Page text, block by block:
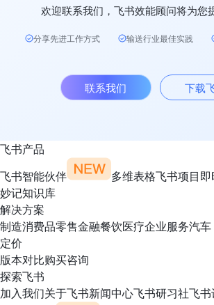
欢迎联系我们，飞书效能顾问将为您
分享先进工作方式 输送行业最佳实践
联系我们 下载
飞书产品
飞书智能伙伴
多维表格飞书项目
妙记知识库
解决方案
制造消费品零售金融餐饮医疗企业服务汽车
定价
版本对比购买咨询
探索飞书
加入我们关于飞书新闻中心飞书研习社飞书